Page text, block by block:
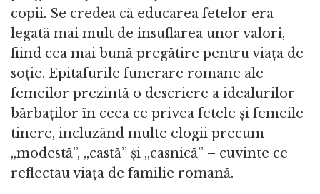
copii. Se credea că educarea fetelor era
legată mai mult de insuflarea unor valori,
fiind cea mai bună pregătire pentru viața de
soție. Epitafurile funerare romane ale
femeilor prezintă o descriere a idealurilor
bărbaților în ceea ce privea fetele și femeile
tinere, incluzând multe elogii precum
„modestă”, „castă” și „casnică” – cuvinte ce
reflectau viața de familie romană.